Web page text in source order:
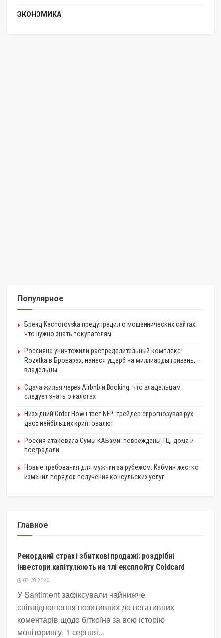
ЭКОНОМИКА
Популярное
Бренд Kachorovska предупредил о мошеннических сайтах:
что нужно знать покупателям
Россияне уничтожили распределительный комплекс
Rozetka в Броварах, нанеся ущерб на миллиарды гривень, –
владельцы
Сдача жилья через Airbnb и Booking: что владельцам
следует знать о налогах
Низхідний Order Flow і тест NFP: трейдер спрогнозував рух
двох найбільших криптовалют
Россия атаковала Сумы КАБами: повреждены ТЦ, дома и
пострадали
Новые требования для мужчин за рубежом: Кабмин жестко
изменил порядок получения консульских услуг
Главное
КРИПТОВАЛЮТА
Рекордний страх і збиткові продажі: роздрібні
інвестори капітулюють на тлі експлойту Coldcard
03.08.2026
У Santiment зафіксували найнижче
співвідношення позитивних до негативних
коментарів щодо біткоїна за всю історію
моніторингу. 1 серпня...